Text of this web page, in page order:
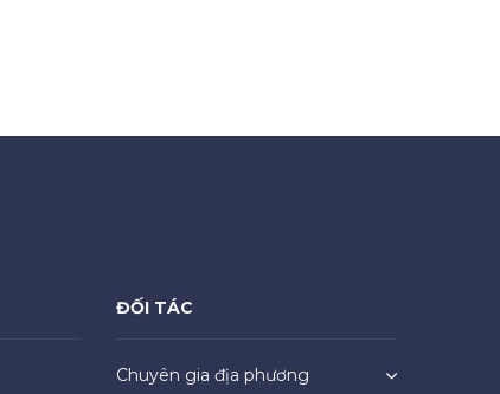
ĐỐI TÁC
Chuyên gia địa phương